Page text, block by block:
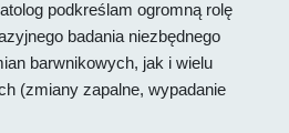
podkreślam ogromną rolę
badania niezbędnego
barwnikowych, jak i wielu
(zmiany zapalne, wypadanie